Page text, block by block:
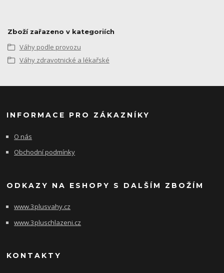
Zboží zařazeno v kategoriích
Váhy podle provozu
Váhy zdravotnické a lékařské
INFORMACE PRO ZÁKAZNÍKY
O nás
Obchodní podmínky
ODKAZY NA ESHOPY S DALŠÍM ZBOŽÍM
www.3plusvahy.cz
www.3pluschlazeni.cz
KONTAKTY